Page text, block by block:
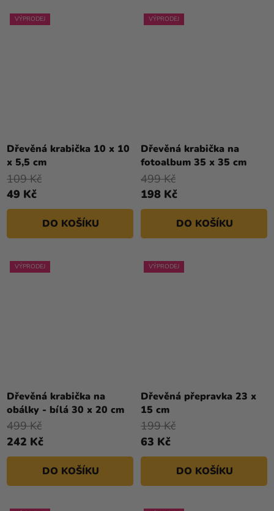
VÝPRODEJ
Dřevěná krabička 10 x 10
x 5,5 cm
49 Kč
109 Kč
DO KOŠÍKU
VÝPRODEJ
Dřevěná krabička na
fotoalbum 35 x 35 cm
198 Kč
499 Kč
DO KOŠÍKU
VÝPRODEJ
Dřevěná krabička na
obálky - bílá 30 x 20 cm
242 Kč
499 Kč
DO KOŠÍKU
VÝPRODEJ
Dřevěná přepravka 23 x
15 cm
63 Kč
199 Kč
DO KOŠÍKU